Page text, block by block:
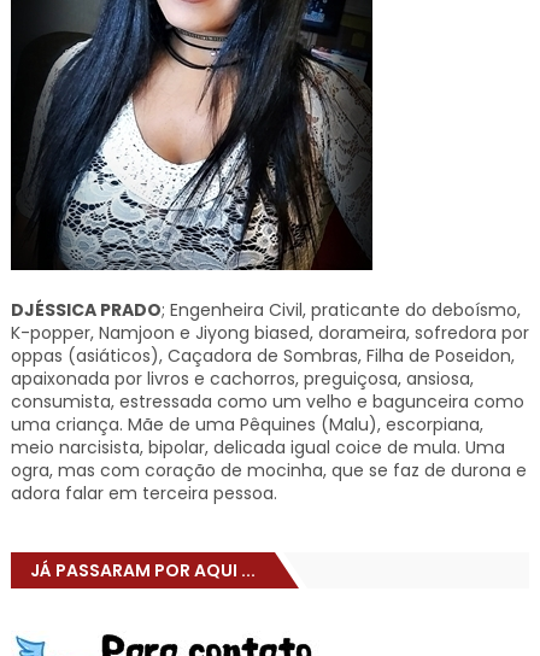
DJÉSSICA PRADO; Engenheira Civil, praticante do deboísmo,
K-popper, Namjoon e Jiyong biased, dorameira, sofredora por
oppas (asiáticos), Caçadora de Sombras, Filha de Poseidon,
apaixonada por livros e cachorros, preguiçosa, ansiosa,
consumista, estressada como um velho e bagunceira como
uma criança. Mãe de uma Pêquines (Malu), escorpiana,
meio narcisista, bipolar, delicada igual coice de mula. Uma
ogra, mas com coração de mocinha, que se faz de durona e
adora falar em terceira pessoa.
JÁ PASSARAM POR AQUI ...